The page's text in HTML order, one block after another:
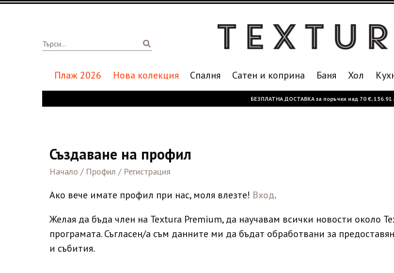
Плаж 2026 Нова колекция Спалня Сатен и коприна Баня Хол
БЕЗПЛАТНА ДОСТАВКА за поръчки над 70 €,136.91
Създаване на профил
Начало / Профил / Регистрация
Ако вече имате профил при нас, моля влезте! Вход.
Желая да бъда член на Textura Premium, да научавам всички новости около
програмата. Съгласен/а съм данните ми да бъдат обработвани за
и събития.